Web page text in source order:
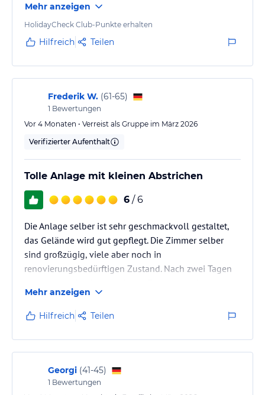
Mehr anzeigen
HolidayCheck Club-Punkte erhalten
Hilfreich Teilen
Frederik W. (61-65)
1 Bewertungen
Vor 4 Monaten • Verreist als Gruppe im März 2026
Verifizierter Aufenthalt
Tolle Anlage mit kleinen Abstrichen
6 / 6
Die Anlage selber ist sehr geschmackvoll gestaltet,
das Gelände wird gut gepflegt. Die Zimmer selber
sind großzügig, viele aber noch in
renovierungsbedürftigen Zustand. Nach zwei Tagen
war wirklich top. Leider klappt es mit der
Warmwasserversorgung in den Duschen nicht immer.
Auch die Motivation des Personals lässt teilweise zu
wünschen übrig, von muffelig bis absolut top ist
alles dabei. Aber bereits ein paar freundliche Worte in
Spanisch können einem Türe und…
Mehr anzeigen
Hilfreich Teilen
Georgi (41-45)
1 Bewertungen